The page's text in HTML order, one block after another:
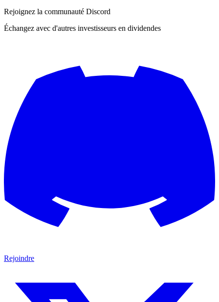
Rejoignez la communauté Discord
Échangez avec d'autres investisseurs en dividendes
Rejoindre